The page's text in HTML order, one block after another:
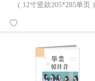
( 12寸竖款205*285单页 )